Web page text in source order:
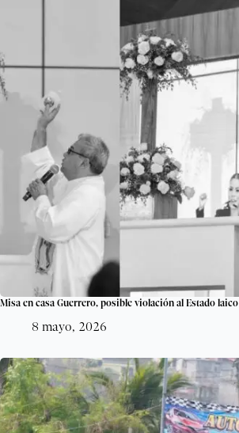
Misa en casa Guerrero, posible violación al Estado laico
8 mayo, 2026